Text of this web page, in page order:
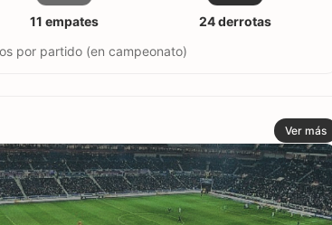
11 empates
24 derrotas
por partido (en campeonato)
Ver más